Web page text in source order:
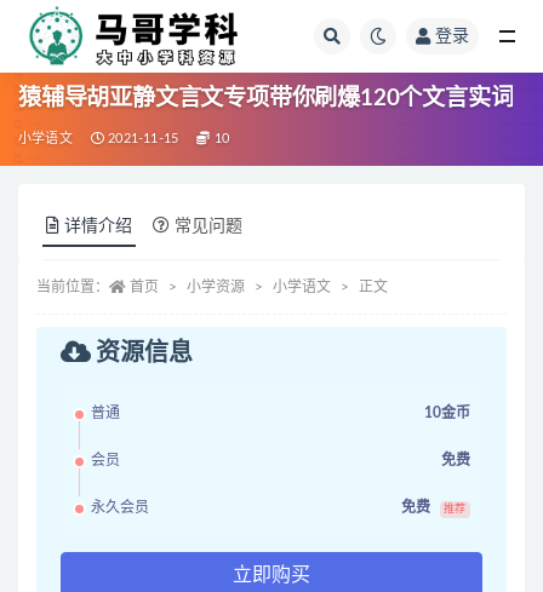
登录
猿辅导胡亚静文言文专项带你刷爆120个文言实词
小学语文 2021-11-15 10
详情介绍 常见问题
当前位置： 首页 小学资源 小学语文 正文
资源信息
普通 10金币
会员 免费
永久会员 免费 推荐
立即购买
全部